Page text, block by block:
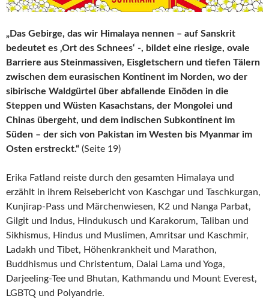
„Das Gebirge, das wir Himalaya nennen – auf Sanskrit
bedeutet es ‚Ort des Schnees‘ -, bildet eine riesige, ovale
Barriere aus Steinmassiven, Eisgletschern und tiefen Tälern
zwischen dem eurasischen Kontinent im Norden, wo der
sibirische Waldgürtel über abfallende Einöden in die
Steppen und Wüsten Kasachstans, der Mongolei und
Chinas übergeht, und dem indischen Subkontinent im
Süden – der sich von Pakistan im Westen bis Myanmar im
Osten erstreckt.“ (Seite 19)
Erika Fatland reiste durch den gesamten Himalaya und
erzählt in ihrem Reisebericht von Kaschgar und Taschkurgan,
Kunjirap-Pass und Märchenwiesen, K2 und Nanga Parbat,
Gilgit und Indus, Hindukusch und Karakorum, Taliban und
Sikhismus, Hindus und Muslimen, Amritsar und Kaschmir,
Ladakh und Tibet, Höhenkrankheit und Marathon,
Buddhismus und Christentum, Dalai Lama und Yoga,
Darjeeling-Tee und Bhutan, Kathmandu und Mount Everest,
LGBTQ und Polyandrie.